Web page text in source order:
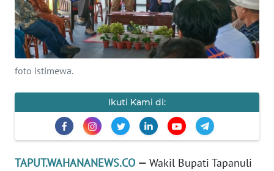
foto istimewa.
Ikuti Kami di:
TAPUT.WAHANANEWS.CO — Wakil Bupati Tapanuli
KAMI
PEDOMAN
MEDIA
DISCLAIMER